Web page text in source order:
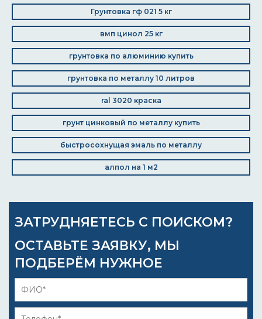
Грунтовка гф 021 5 кг
вмп цинол 25 кг
грунтовка по алюминию купить
грунтовка по металлу 10 литров
ral 3020 краска
грунт цинковый по металлу купить
быстросохнущая эмаль по металлу
алпол на 1 м2
ЗАТРУДНЯЕТЕСЬ С ПОИСКОМ?
ОСТАВЬТЕ ЗАЯВКУ, МЫ
ПОДБЕРЁМ НУЖНОЕ